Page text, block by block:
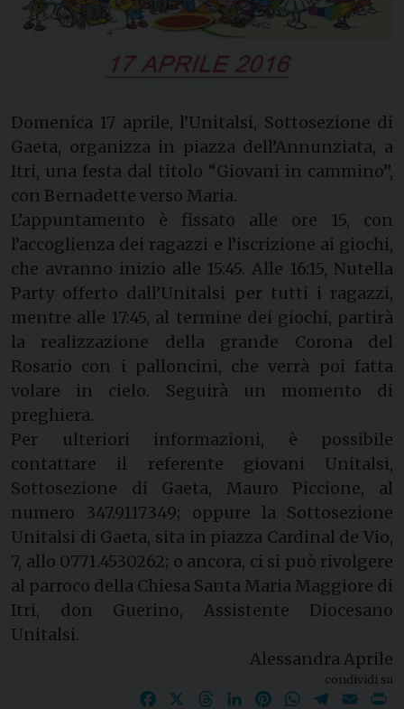
Domenica 17 aprile, l’Unitalsi, Sottosezione di
Gaeta, organizza in piazza dell’Annunziata, a
Itri, una festa dal titolo “Giovani in cammino”,
con Bernadette verso Maria.
L’appuntamento è fissato alle ore 15, con
l’accoglienza dei ragazzi e l’iscrizione ai giochi,
che avranno inizio alle 15:45. Alle 16:15, Nutella
Party offerto dall’Unitalsi per tutti i ragazzi,
mentre alle 17:45, al termine dei giochi, partirà
la realizzazione della grande Corona del
Rosario con i palloncini, che verrà poi fatta
volare in cielo. Seguirà un momento di
preghiera.
Per ulteriori informazioni, è possibile
contattare il referente giovani Unitalsi,
Sottosezione di Gaeta, Mauro Piccione, al
numero 347.9117349; oppure la Sottosezione
Unitalsi di Gaeta, sita in piazza Cardinal de Vio,
7, allo 0771.4530262; o ancora, ci si può rivolgere
al parroco della Chiesa Santa Maria Maggiore di
Itri, don Guerino, Assistente Diocesano
Unitalsi.
Alessandra Aprile
condividi su
Facebook ThreadsLinkedInPinterestWhatsApp
Telegram
Email